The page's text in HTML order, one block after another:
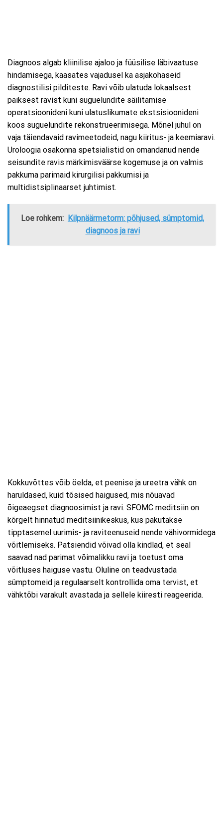
Diagnoos algab kliinilise ajaloo ja füüsilise läbivaatuse
hindamisega, kaasates vajadusel ka asjakohaseid
diagnostilisi pilditeste. Ravi võib ulatuda lokaalsest
paiksest ravist kuni suguelundite säilitamise
operatsioonideni kuni ulatuslikumate ekstsisioonideni
koos suguelundite rekonstrueerimisega. Mõnel juhul on
vaja täiendavaid ravimeetodeid, nagu kiiritus- ja keemiaravi.
Uroloogia osakonna spetsialistid on omandanud nende
seisundite ravis märkimisväärse kogemuse ja on valmis
pakkuma parimaid kirurgilisi pakkumisi ja
multidistsiplinaarset juhtimist.
Loe rohkem: Kilpnäärmetorm: põhjused, sümptomid,
diagnoos ja ravi
Kokkuvõttes võib öelda, et peenise ja ureetra vähk on
haruldased, kuid tõsised haigused, mis nõuavad
õigeaegset diagnoosimist ja ravi. SFOMC meditsiin on
kõrgelt hinnatud meditsiinikeskus, kus pakutakse
tipptasemel uurimis- ja raviteenuseid nende vähivormidega
võitlemiseks. Patsiendid võivad olla kindlad, et seal
saavad nad parimat võimalikku ravi ja toetust oma
võitluses haiguse vastu. Oluline on teadvustada
sümptomeid ja regulaarselt kontrollida oma tervist, et
vähktõbi varakult avastada ja sellele kiiresti reageerida.